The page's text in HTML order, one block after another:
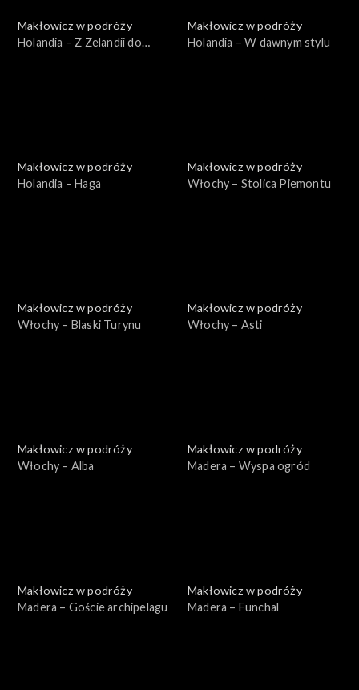
Makłowicz w podróży
Holandia – Z Zelandii do
Makłowicz w podróży
Holandia – W dawnym stylu
Makłowicz w podróży
Holandia – Haga
Makłowicz w podróży
Włochy – Stolica Piemontu
Makłowicz w podróży
Włochy – Blaski Turynu
Makłowicz w podróży
Włochy – Asti
Makłowicz w podróży
Włochy – Alba
Makłowicz w podróży
Madera – Wyspa ogród
Makłowicz w podróży
Madera – Goście archipelagu
Makłowicz w podróży
Madera – Funchal